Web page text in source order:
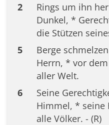
2
Rings um ihn
Dunkel, *
die Stützen
5
Berge
Herrn, * vor
aller Welt.
6
Seine
Himmel, * seine
alle Völker. - (R)